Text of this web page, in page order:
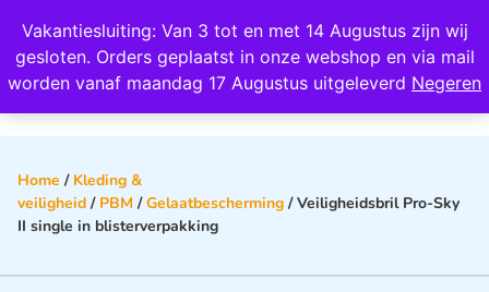
Vakantiesluiting: Van 3 tot en met 14 Augustus zijn wij
gesloten. Orders geplaatst in onze webshop en via mail
worden vanaf maandag 17 Augustus uitgeleverd Negeren
Wij scoren een 4,8 op Google
Home / Kleding &
veiligheid / PBM /Gelaatbescherming / Veiligheidsbril Pro-Sky
II single in blisterverpakking